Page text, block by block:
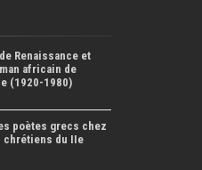
Renaissance et
africain de
(1920-1980)
poètes grecs chez
chrétiens du IIe